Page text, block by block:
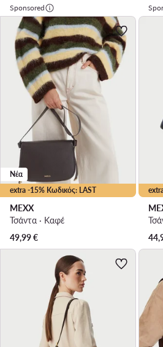
Sponsored
extra -15% Κωδικός: LAST
Νέα
MEXX
Τσάντα · Καφέ
49,99€